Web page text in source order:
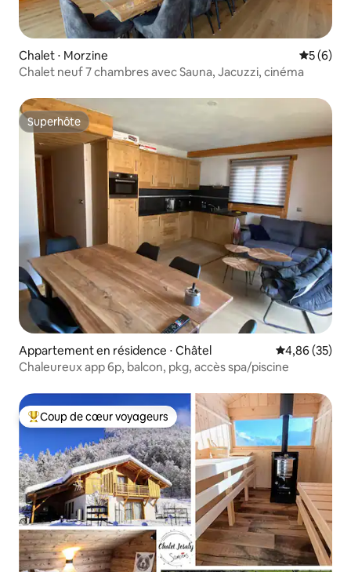
Chalet ⋅ Morzine
5 (6)
Chalet neuf 7 chambres avec Sauna, Jacuzzi, cinéma
Superhôte
Superhôte
Appartement en résidence ⋅ Châtel Évaluation
4,86 (35)
Chaleureux app 6p, balcon, pkg, accès spa/piscine
Coups de cœur voyageurs les plus appréciés
Coup de cœur voyageurs